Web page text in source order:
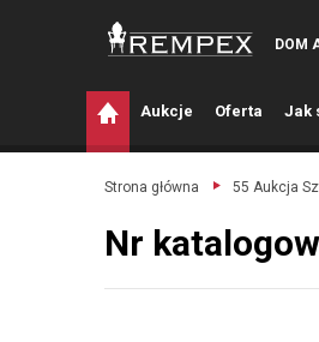
DOM
Aukcje Oferta Jak
Strona główna 55 Aukcja
Nr